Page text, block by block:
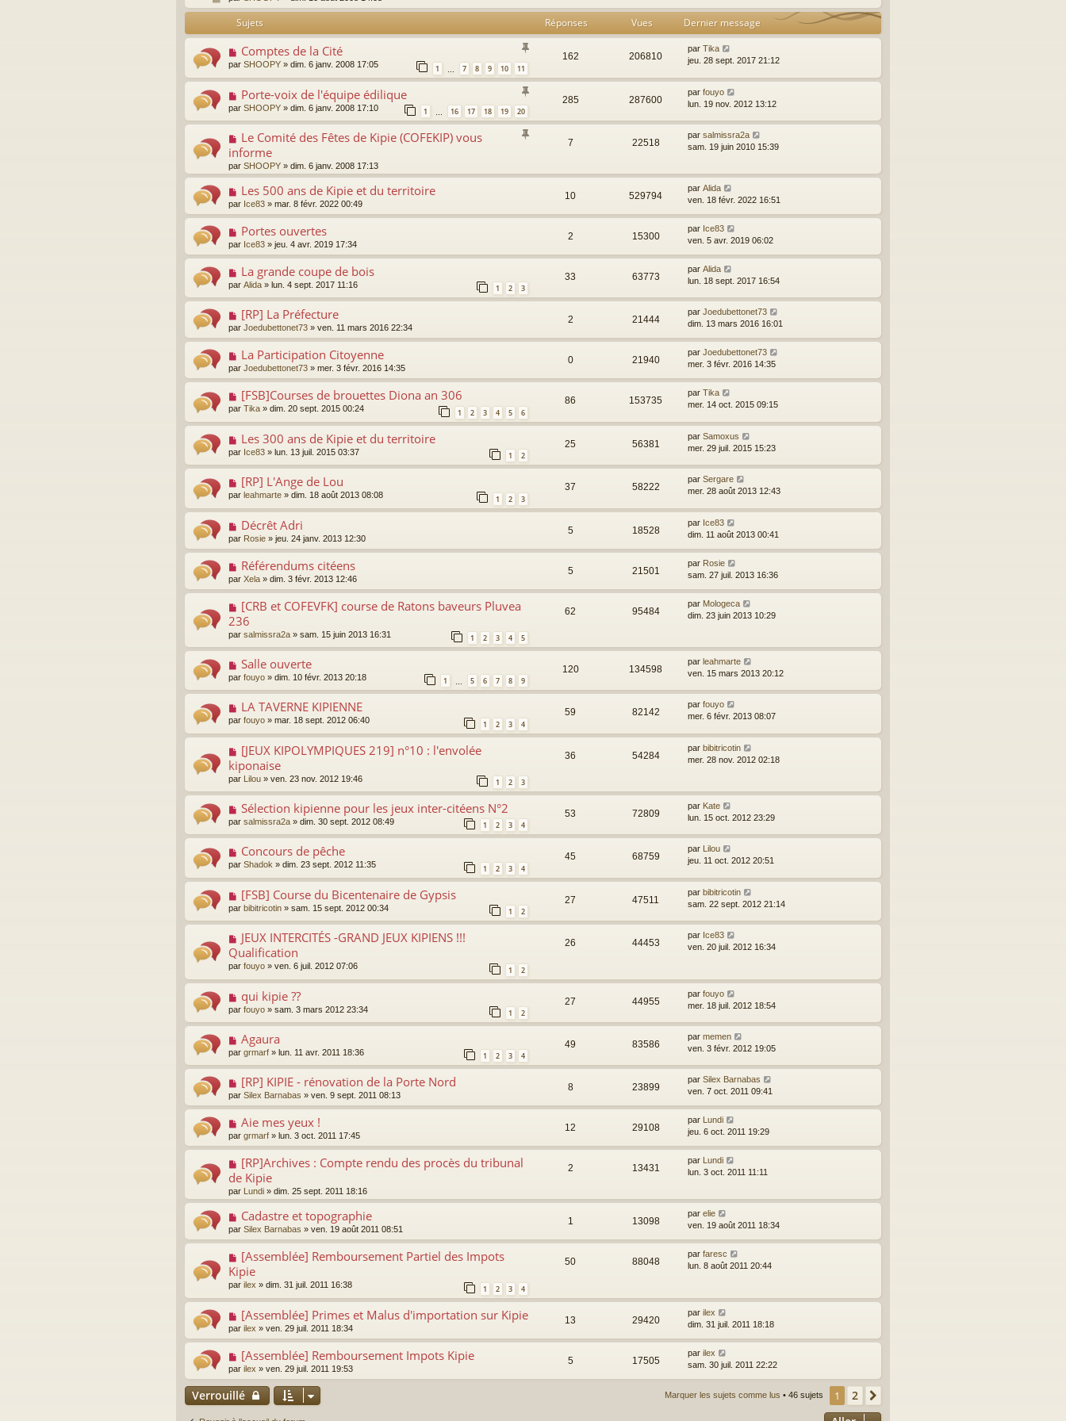
Sujets Réponses Vues Dernier message
Comptes de la Cité
par SHOOPY » dim. 6 janv. 2008 17:05 1 7 8 9 10 11
162 206810
par Tika
jeu. 28 sept. 2017 21:12
Porte-voix de l'équipe édilique
par SHOOPY » dim. 6 janv. 2008 17:10 1 16 17 18 19 20
285 287600
par fouyo
lun. 19 nov. 2012 13:12
Le Comité des Fêtes de Kipie (COFEKIP) vous
informe
par SHOOPY » dim. 6 janv. 2008 17:13
7 22518
par salmissra2a
sam. 19 juin 2010 15:39
Les 500 ans de Kipie et du territoire
par Ice83 » mar. 8 févr. 2022 00:49
10 529794
par Alida
ven. 18 févr. 2022 16:51
Portes ouvertes
par Ice83 » jeu. 4 avr. 2019 17:34
2 15300
par Ice83
ven. 5 avr. 2019 06:02
La grande coupe de bois
par Alida » lun. 4 sept. 2017 11:16 1 2 3
33 63773
par Alida
lun. 18 sept. 2017 16:54
[RP] La Préfecture
par Joedubettonet73 » ven. 11 mars 2016 22:34
2 21444
par Joedubettonet73
dim. 13 mars 2016 16:01
La Participation Citoyenne
par Joedubettonet73 » mer. 3 févr. 2016 14:35
0 21940
par Joedubettonet73
mer. 3 févr. 2016 14:35
[FSB]Courses de brouettes Diona an 306
par Tika » dim. 20 sept. 2015 00:24 1 2 3 4 5 6
86 153735
par Tika
mer. 14 oct. 2015 09:15
Les 300 ans de Kipie et du territoire
par Ice83 » lun. 13 juil. 2015 03:37 1 2
25 56381
par Samoxus
mer. 29 juil. 2015 15:23
[RP] L'Ange de Lou
par leahmarte » dim. 18 août 2013 08:08 1 2 3
37 58222
par Sergare
mer. 28 août 2013 12:43
Décrêt Adri
par Rosie » jeu. 24 janv. 2013 12:30
5 18528
par Ice83
dim. 11 août 2013 00:41
Référendums citéens
par Xela » dim. 3 févr. 2013 12:46
5 21501
par Rosie
sam. 27 juil. 2013 16:36
[CRB et COFEVFK] course de Ratons baveurs Pluvea
236
par salmissra2a » sam. 15 juin 2013 16:31 1 2 3 4 5
62 95484
par Mologeca
dim. 23 juin 2013 10:29
Salle ouverte
par fouyo » dim. 10 févr. 2013 20:18 1 … 5 6 7 8 9
120 134598
par leahmarte
ven. 15 mars 2013 20:12
LA TAVERNE KIPIENNE
par fouyo » mar. 18 sept. 2012 06:40 1 2 3 4
59 82142
par fouyo
mer. 6 févr. 2013 08:07
[JEUX KIPOLYMPIQUES 219] n°10 : l'envolée
kiponaise
par Lilou » ven. 23 nov. 2012 19:46 1 2 3
36 54284
par bibitricotin
mer. 28 nov. 2012 02:18
Sélection kipienne pour les jeux inter-citéens N°2
par salmissra2a » dim. 30 sept. 2012 08:49 1 2 3 4
53 72809
par Kate
lun. 15 oct. 2012 23:29
Concours de pêche
par Shadok » dim. 23 sept. 2012 11:35 1 2 3 4
45 68759
par Lilou
jeu. 11 oct. 2012 20:51
[FSB] Course du Bicentenaire de Gypsis
par bibitricotin » sam. 15 sept. 2012 00:34 1 2
27 47511
par bibitricotin
sam. 22 sept. 2012 21:14
JEUX INTERCITÉS -GRAND JEUX KIPIENS !!!
Qualification
par fouyo » ven. 6 juil. 2012 07:06 1 2
26 44453
par Ice83
ven. 20 juil. 2012 16:34
qui kipie ??
par fouyo » sam. 3 mars 2012 23:34 1 2
27 44955
par fouyo
mer. 18 juil. 2012 18:54
Agaura
par grmarf » lun. 11 avr. 2011 18:36 1 2 3 4
49 83586
par memen
ven. 3 févr. 2012 19:05
[RP] KIPIE - rénovation de la Porte Nord
par Silex Barnabas » ven. 9 sept. 2011 08:13
8 23899
par Silex Barnabas
ven. 7 oct. 2011 09:41
Aie mes yeux !
par grmarf » lun. 3 oct. 2011 17:45
12 29108
par Lundi
jeu. 6 oct. 2011 19:29
[RP]Archives : Compte rendu des procès du tribunal
de Kipie
par Lundi » dim. 25 sept. 2011 18:16
2 13431
par Lundi
lun. 3 oct. 2011 11:11
Cadastre et topographie
par Silex Barnabas » ven. 19 août 2011 08:51
1 13098
par elie
ven. 19 août 2011 18:34
[Assemblée] Remboursement Partiel des Impots
Kipie
par ilex » dim. 31 juil. 2011 16:38 1 2 3 4
50 88048
par faresc
lun. 8 août 2011 20:44
[Assemblée] Primes et Malus d'importation sur Kipie
par ilex » ven. 29 juil. 2011 18:34
13 29420
par ilex
dim. 31 juil. 2011 18:18
[Assemblée] Remboursement Impots Kipie
par ilex » ven. 29 juil. 2011 19:53
5 17505
par ilex
sam. 30 juil. 2011 22:22
Verrouillé Marquer les sujets comme lus • 46 sujets 1 2